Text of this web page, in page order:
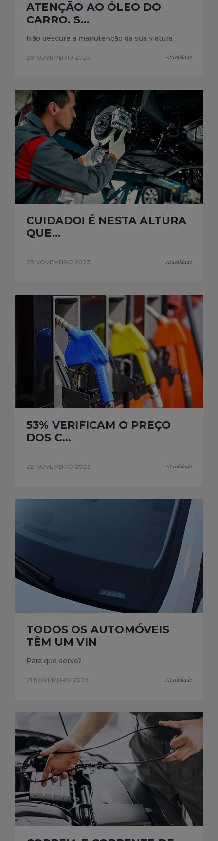
ATENÇÃO AO ÓLEO DO
CARRO. S...
Não descure a manutenção da sua viatura.
28 NOVEMBRO 2023 Atualidade
CUIDADO! É NESTA ALTURA
QUE...
23 NOVEMBRO 2023 Atualidade
53% VERIFICAM O PREÇO
DOS C...
22 NOVEMBRO 2023 Atualidade
TODOS OS AUTOMÓVEIS
TÊM UM VIN
Para que serve?
21 NOVEMBRO 2023 Atualidade